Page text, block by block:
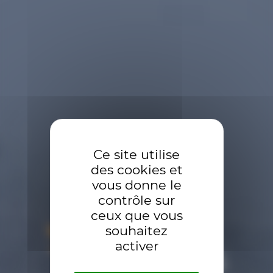
Ce site utilise
des cookies et
vous donne le
contrôle sur
ceux que vous
souhaitez
activer